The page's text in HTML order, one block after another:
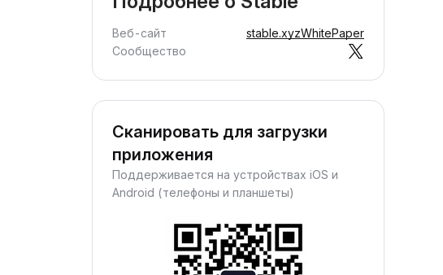
Веб-сайт stable.xyzWhitePaper
Сообщество
Сканировать для загрузки
приложения
Поддерживается на устройствах iOS и
Android (телефоны и планшеты)